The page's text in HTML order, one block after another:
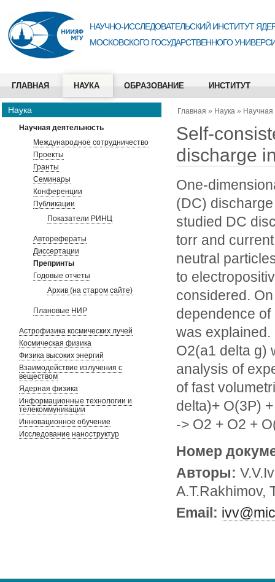
НАУЧНО-ИССЛЕДОВАТЕЛЬСКИЙ ИНСТИТУТ
МОСКОВСКОГО ГОСУДАРСТВЕННОГО
ГЛАВНАЯ НАУКА ОБРАЗОВАНИЕ ИНСТИТУТ
Наука
Научная деятельность
Международное сотрудничество
Проекты
Гранты
Семинары
Конференции
Публикации
Показатели РИНЦ
Авторефераты
Диссертации
Препринты
Годовые отчеты
Архив (на старом сайте)
Плановые НИР
Астрофизика космических лучей
Космическая физика
Физика высоких энергий
Взаимодействие излучения с
веществом
Ядерная физика
Информационные технологии и
телекоммуникации
Инновационное обучение
Исследование наноструктур
Главная » Наука » Научная
Self-
discharge
One-
(DC)
studied DC
torr and
neutral
to
considered.
dependence
was
O2(a1 delta g)
analysis of
of fast
delta)+ O(3P)
-> O2 + O2 +
Номер
Авторы:
A.T.Rakhimov,
Email: